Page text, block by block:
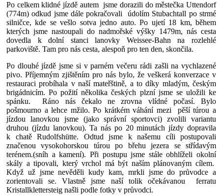
Po celkem klidné jízdě autem jsme dorazili do městečka Uttendorf
(774m) odkud jsme dále pokračovali údolím Stubachtall po strmé
silničce, kde se vešlo sotva jedno auto. Po ujetí 18 km, během
kterých jsme nastoupali do nadmořské výšky 1479m, nás cesta
dovedla k dolní stanci lanovky Weissee-Bahn na rozlehlé
parkoviště. Tam pro nás cesta, alespoň pro ten den, skončila.
Po dlouhé jízdě jsme si v parném večeru rádi zašli na vychlazené
pivo. Příjemným zjištěním pro nás bylo, že veškerá konverzace v
restauraci probíhala v naší mateřštině, a to díky mladým, českým
brigádnicím. Po požití několika českých plzní jsme se uložili ke
spánku. Ráno nás čekalo ne zrovna vlídné počasí. Bylo
pošmourno a lehce mžilo. Po krátkém váhání mezi pěší túrou a
jízdou lanovkou jsme (jako správní sportovci) zvolili variantu
druhou (jízdu lanovkou). Ta nás po 20 minutách jízdy dopravila
k chatě Rudolfshütte. Odtud jsme k našemu cíli postupovali
značenou vysokohorskou túrou po břehu jezera se střídavým
terénem.(sníh a kamení). Při postupu jsme stále obhlíželi okolní
skály a tipovali, který vrchol má být naším plánovaným cílem.
Když už jsme nevěděli kudy kam, mrkli jsme do průvodce a
zorientovali se. Vlastně jsme naší tolik očekávanou ferratu
Kristallklettersteig našli podle fotky v průvodci.